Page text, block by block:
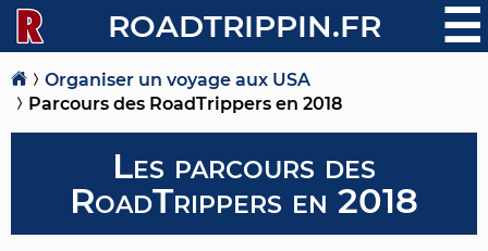
ROADTRIPPIN.FR ☰
Organiser un voyage aux USA
Parcours des RoadTrippers en 2018
Les parcours des
RoadTrippers en 2018